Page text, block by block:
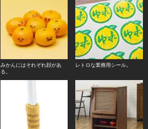
みかんにはそれぞれ顔があ
る。
レトロな業務用シール。